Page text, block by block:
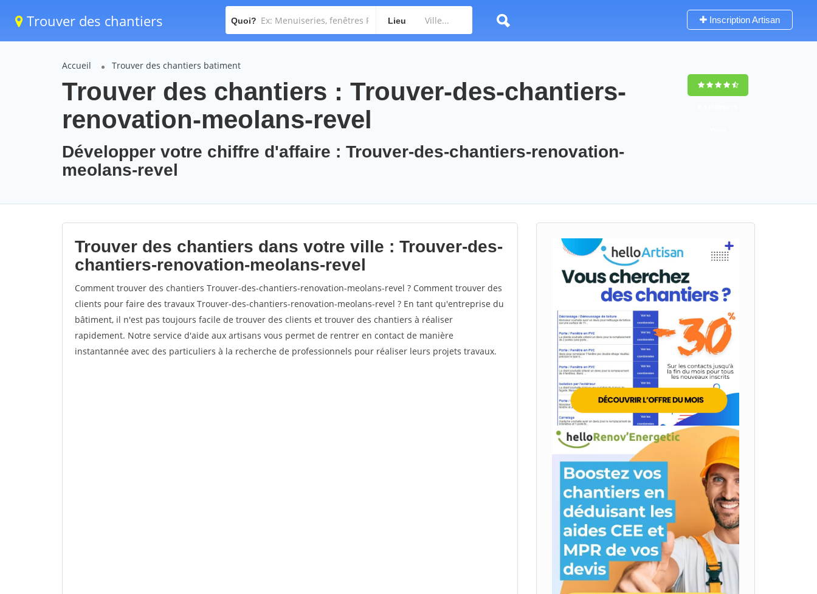
Trouver des chantiers Quoi? Lieu Inscription Artisan
Accueil Trouver des chantiers batiment
Trouver des chantiers : Trouver-des-chantiers-
renovation-meolans-revel
Développer votre chiffre d'affaire : Trouver-des-chantiers-renovation-
meolans-revel
Trouver des chantiers dans votre ville : Trouver-des-
chantiers-renovation-meolans-revel
Comment trouver des chantiers Trouver-des-chantiers-renovation-meolans-revel ? Comment trouver des
clients pour faire des travaux Trouver-des-chantiers-renovation-meolans-revel ? En tant qu'entreprise du
bâtiment, il n'est pas toujours facile de trouver des clients et trouver des chantiers à réaliser
rapidement. Notre service d'aide aux artisans vous permet de rentrer en contact de manière
instantannée avec des particuliers à la recherche de professionnels pour réaliser leurs projets travaux.